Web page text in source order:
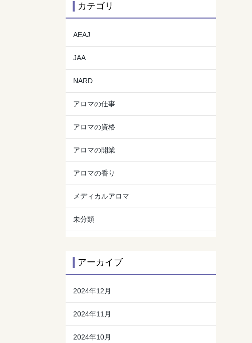
カテゴリ
AEAJ
JAA
NARD
アロマの仕事
アロマの資格
アロマの開業
アロマの香り
メディカルアロマ
未分類
アーカイブ
2024年12月
2024年11月
2024年10月